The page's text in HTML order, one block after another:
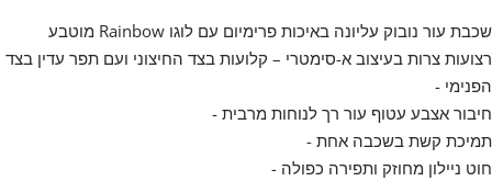
שכבת עור נובוק עליונה באיכות פרימיום עם לוגו Rainbow מוטבע
רצועות צרות בעיצוב א-סימטרי – קלועות בצד החיצוני ועם תפר עדין בצד
הפנימי -
חיבור אצבע עטוף עור רך לנוחות מרבית -
תמיכת קשת בשכבה אחת -
חוט ניילון מחוזק ותפירה כפולה -